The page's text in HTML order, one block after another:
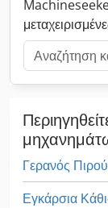
επίσης
αγορά άλλης
λειτουργίας
Διατηρείται το
λαθών. Μήκος
Γερανός
Εγκάρσια